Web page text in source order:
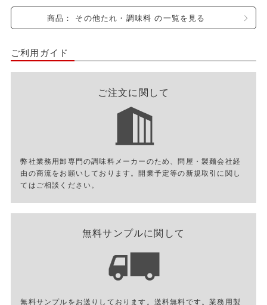
商品： その他たれ・調味料 の一覧を見る
ご利用ガイド
ご注文に関して
弊社業務用卸専門の調味料メーカーのため、問屋・製麺会社経
由の商流をお願いしております。開業予定等の新規取引に関し
てはご相談ください。
無料サンプルに関して
無料サンプルをお送りしております。送料無料です。業務用製